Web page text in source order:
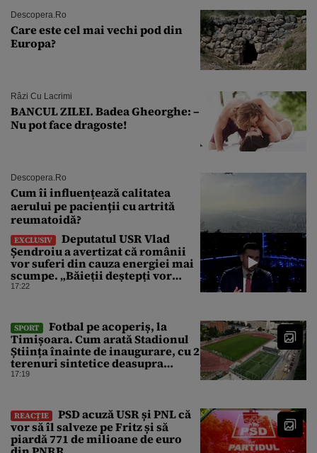
Descopera.ro
Care este cel mai vechi pod din
Europa?
Râzi Cu Lacrimi
BANCUL ZILEI. Badea Gheorghe: –
Nu pot face dragoste!
Descopera.ro
Cum îi influențează calitatea
aerului pe pacienții cu artrită
reumatoidă?
EXCLUSIV
Deputatul USR Vlad
Șendroiu a avertizat că românii
vor suferi din cauza energiei mai
scumpe. „Băieții deștepți vor
specula și după vor crește
17:22
SPORT
Fotbal pe acoperiș, la
Timișoara. Cum arată Stadionul
Știința înainte de inaugurare, cu 2
terenuri sintetice deasupra
tribunei
17:19
REACȚIE
PSD acuză USR și PNL că
vor să îl salveze pe Fritz și să
piardă 771 de milioane de euro